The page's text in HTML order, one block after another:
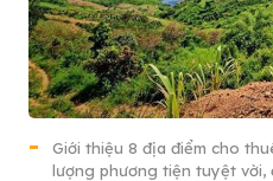
Giới thiệu 8 địa điểm cho
lượng phương tiện tuyệt vời,